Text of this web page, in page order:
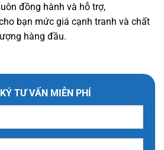
đồng hành và hỗ trợ,
bạn mức giá cạnh tranh và chất
hàng đầu.
TƯ VẤN MIỄN PHÍ